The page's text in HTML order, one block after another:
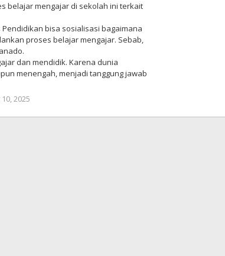
belajar mengajar di sekolah ini terkait
bisa sosialisasi bagaimana
proses belajar mengajar. Sebab,
dan mendidik. Karena dunia
menengah, menjadi tanggung jawab
2025